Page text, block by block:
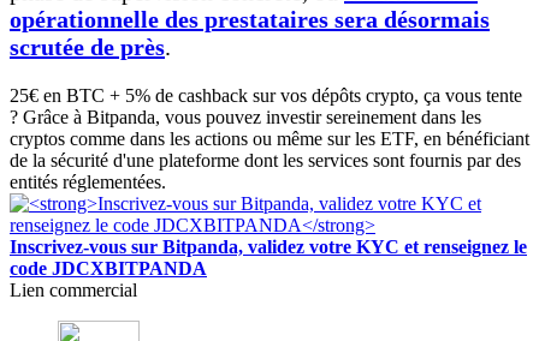
opérationnelle des prestataires sera désormais
scrutée de près.
25€ en BTC + 5% de cashback sur vos dépôts crypto, ça vous tente
? Grâce à Bitpanda, vous pouvez investir sereinement dans les
cryptos comme dans les actions ou même sur les ETF, en bénéficiant
de la sécurité d'une plateforme dont les services sont fournis par des
entités réglementées.
Inscrivez-vous sur Bitpanda, validez votre KYC et renseignez le
code JDCXBITPANDA
Lien commercial